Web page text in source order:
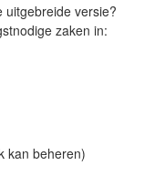
uitgebreide versie?
zaken in:
kan beheren)